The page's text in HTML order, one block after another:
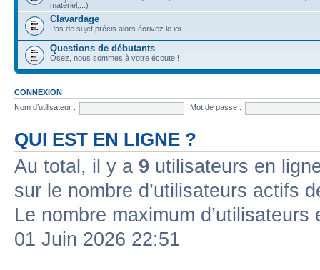
matériel,...)
Clavardage
Pas de sujet précis alors écrivez le ici !
Questions de débutants
Osez, nous sommes à votre écoute !
CONNEXION
Nom d’utilisateur :
Mot de passe :
QUI EST EN LIGNE ?
Au total, il y a 9 utilisateurs en
sur le nombre d’utilisateurs actifs
Le nombre maximum
01 Juin 2026 22:51